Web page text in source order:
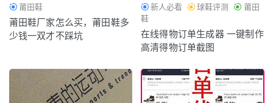
莆田鞋
莆田鞋厂家怎么买，莆田鞋多
少钱一双才不踩坑
新人必看 球鞋评测
莆田
鞋
在线得物订单生成器 一键制作
高清得物订单截图